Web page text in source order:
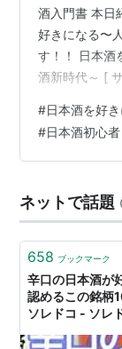
酒入門書 本日
好きになる〜
す！！ 日本酒
酒新時代～ [
してから3ヶ
歩いていたか
酒中級者（日
い。 ① 日本酒
#日本酒を好
#日本酒初心者
ネットで話題
658 ブックマーク
辛口の日本酒が
認めるこの銘柄
ソレドコ - ソレ